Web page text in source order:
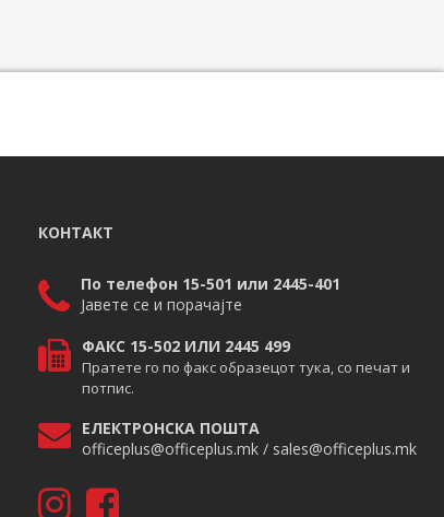
КОНТАКТ
По телефон 15-501 или 2445-401
Јавете се и порачајте
ФАКС 15-502 ИЛИ 2445 499
Пратете го по факс образецот тука, со печат и
потпис.
ЕЛЕКТРОНСКА ПОШТА
officeplus@officeplus.mk / sales@officeplus.mk